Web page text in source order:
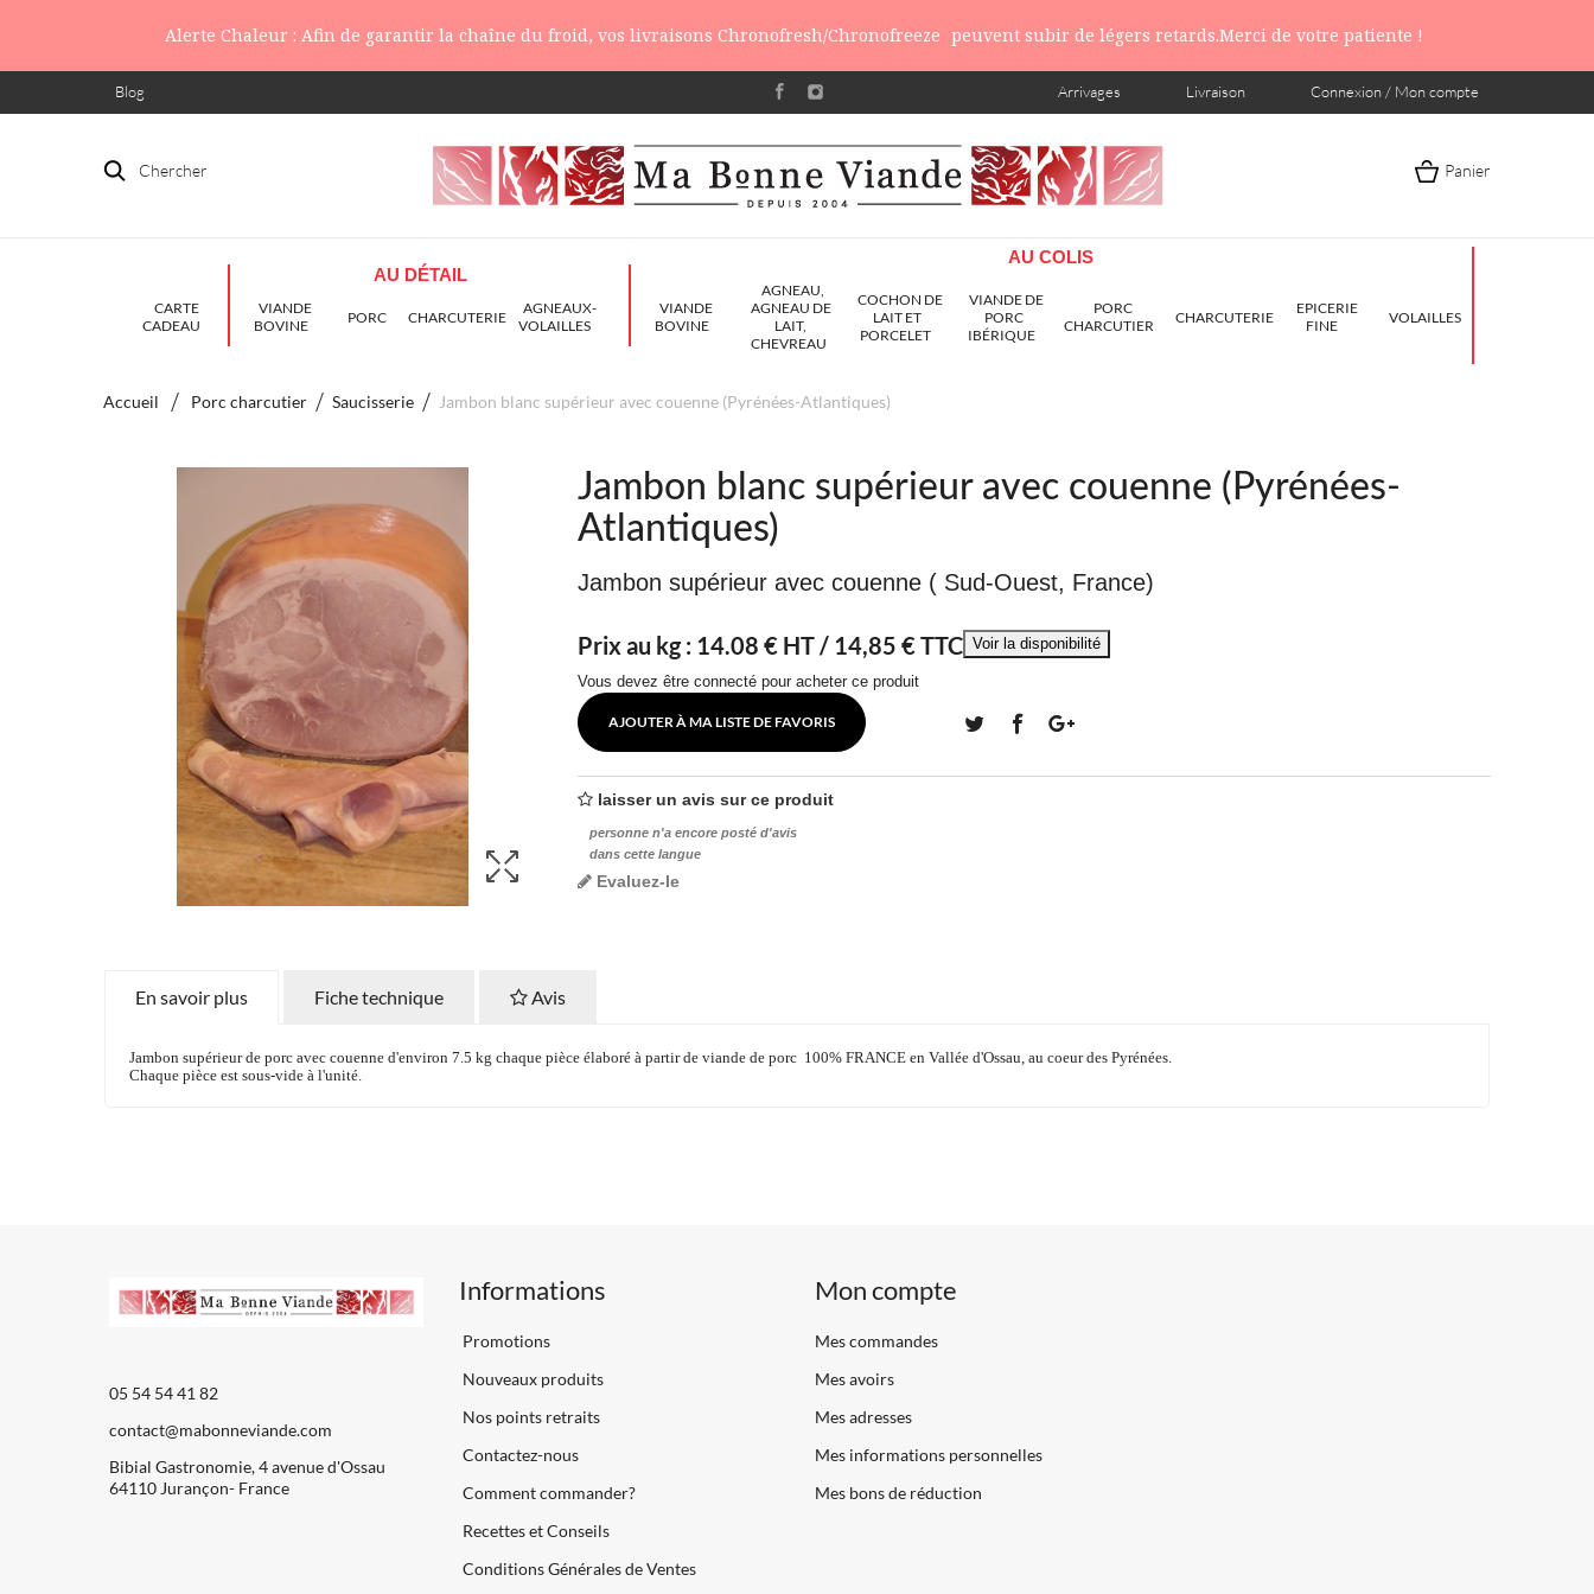
Alerte Chaleur : Afin de garantir la chaîne du froid, vos livraisons Chronofresh/Chronofreeze peuvent subir de légers retards.Merci de votre patiente !
Blog Connexion / Mon compte
Livraison
Arrivages
Chercher Panier
CARTE
CADEAU
AU DÉTAIL
VIANDE
BOVINE
PORC CHARCUTERIE
AGNEAUX-
VOLAILLES
AU COLIS
VIANDE
BOVINE
AGNEAU,
AGNEAU DE
LAIT,
CHEVREAU
COCHON DE
LAIT ET
PORCELET
VIANDE DE
PORC
IBÉRIQUE
PORC
CHARCUTIER
CHARCUTERIE
EPICERIE
FINE
VOLAILLES
Accueil Porc charcutier Saucisserie Jambon blanc supérieur avec couenne (Pyrénées-Atlantiques)
Jambon blanc supérieur avec couenne (Pyrénées-
Atlantiques)
Jambon supérieur avec couenne ( Sud-Ouest, France)
Prix au kg : 14.08 € HT / 14,85 € TTC
Vous devez être connecté pour acheter ce produit
AJOUTER À MA LISTE DE FAVORIS
laisser un avis sur ce produit
personne n'a encore posté d'avis
dans cette langue
Evaluez-le
En savoir plus Fiche technique Avis
Jambon supérieur de porc avec couenne d'environ 7.5 kg chaque pièce élaboré à partir de viande de porc 100% FRANCE en Vallée d'Ossau, au coeur des Pyrénées.
Chaque pièce est sous-vide à l'unité.
05 54 54 41 82
contact@mabonneviande.com
Bibial Gastronomie, 4 avenue d'Ossau
64110 Jurançon- France
Informations
Promotions
Nouveaux produits
Nos points retraits
Contactez-nous
Comment commander?
Recettes et Conseils
Conditions Générales de Ventes
Mon compte
Mes commandes
Mes avoirs
Mes adresses
Mes informations personnelles
Mes bons de réduction